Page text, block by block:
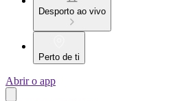
Desporto ao vivo
Perto de ti
Abrir o app